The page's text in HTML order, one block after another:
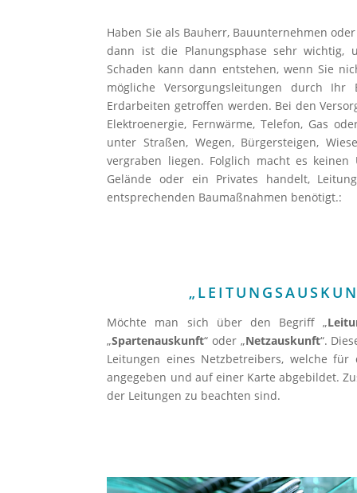
Haben Sie als Bauherr, Bauunternehmen
dann ist die Planungsphase sehr wichtig,
Schaden kann dann entstehen, wenn Sie
mögliche Versorgungsleitungen durch
Erdarbeiten getroffen werden. Bei den
Elektroenergie, Fernwärme, Telefon, Gas
unter Straßen, Wegen, Bürgersteigen,
vergraben liegen. Folglich macht es
Gelände oder ein Privates handelt,
entsprechenden Baumaßnahmen benötigt.:
Möchte man sich über den Begriff „
„Spartenauskunft“ oder „Netzauskunft“.
Leitungen eines Netzbetreibers, welche
angegeben und auf einer Karte abgebildet.
der Leitungen zu beachten sind.